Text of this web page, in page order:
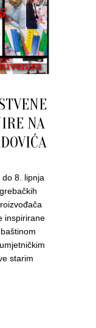
NA
8. lipnja
inspirirane
starim